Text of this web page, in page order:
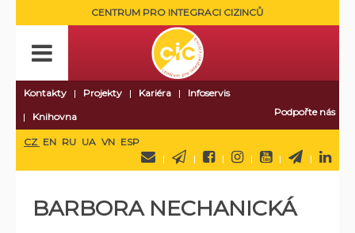
CENTRUM PRO INTEGRACI CIZINCŮ
Kontakty Projekty Kariéra
Infoservis
Knihovna
Podpořte nás
CZ EN RU UA VN ESP
BARBORA NECHANICKÁ